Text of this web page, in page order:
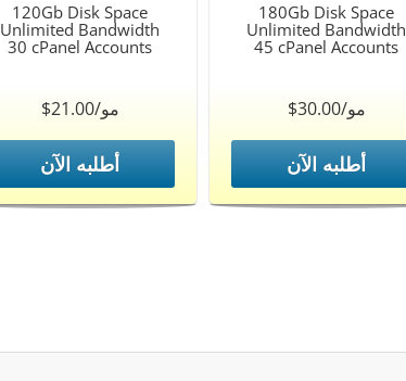
120Gb Disk Space
Unlimited Bandwidth
30 cPanel Accounts
$21.00/مو
أطلبه الآن
180Gb Disk Space
Unlimited Bandwidth
45 cPanel Accounts
$30.00/مو
أطلبه الآن